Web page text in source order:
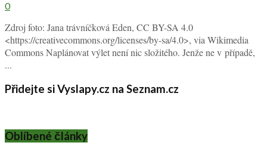
0
Zdroj foto: Jana trávníčková Eden, CC BY-SA 4.0
<https://creativecommons.org/licenses/by-sa/4.0>, via Wikimedia
Commons Naplánovat výlet není nic složitého. Jenže ne v případě,
...
Přidejte si Vyslapy.cz na Seznam.cz
Oblíbené články